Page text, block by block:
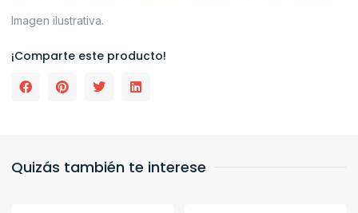
Imagen ilustrativa.
¡Comparte este producto!
Quizás también te interese